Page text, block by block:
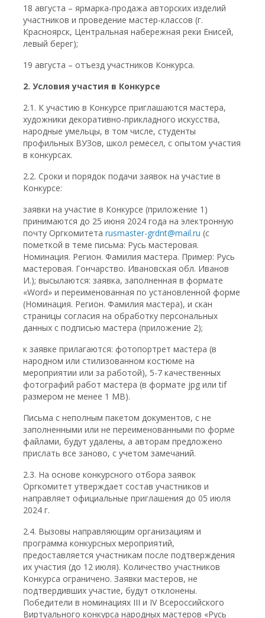
18 августа – ярмарка-продажа авторских изделий
участников и проведение мастер-классов (г.
Красноярск, Центральная набережная реки Енисей,
левый берег);
19 августа – отъезд участников Конкурса.
2. Условия участия в Конкурсе
2.1. К участию в Конкурсе приглашаются мастера,
художники декоративно-прикладного искусства,
народные умельцы, в том числе, студенты
профильных ВУЗов, школ ремесел, с опытом участия
в конкурсах.
2.2. Сроки и порядок подачи заявок на участие в
Конкурсе:
заявки на участие в Конкурсе (приложение 1)
принимаются до 25 июня 2024 года на электронную
почту Оргкомитетаrusmaster-grdnt@mail.ru (с
пометкой в теме письма: Русь мастеровая.
Номинация. Регион. Фамилия мастера. Пример: Русь
мастеровая. Гончарство. Ивановская обл. Иванов
И.); высылаются: заявка, заполненная в формате
«Word» и переименованная по установленной форме
(Номинация. Регион. Фамилия мастера), и скан
страницы согласия на обработку персональных
данных с подписью мастера (приложение 2);
к заявке прилагаются: фотопортрет мастера (в
народном или стилизованном костюме на
мероприятии или за работой), 5-7 качественных
фотографий работ мастера (в формате jpg или tif
размером не менее 1 МВ).
Письма с неполным пакетом документов, с не
заполненными или не переименованными по форме
файлами, будут удалены, а авторам предложено
прислать все заново, с учетом замечаний.
2.3. На основе конкурсного отбора заявок
Оргкомитет утверждает состав участников и
направляет официальные приглашения до 05 июля
2024 г.
2.4. Вызовы направляющим организациям и
программа конкурсных мероприятий,
предоставляется участникам после подтверждения
их участия (до 12 июля). Количество участников
Конкурса ограничено. Заявки мастеров, не
подтвердивших участие, будут отклонены.
Победители в номинациях III и IV Всероссийского
Виртуального конкурса народных мастеров «Русь